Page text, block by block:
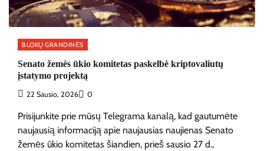
BLOKŲ GRANDINĖS
Senato žemės ūkio komitetas paskelbė kriptovaliutų
įstatymo projektą
22 Sausio, 2026 0
Prisijunkite prie mūsų Telegrama kanalą, kad gautumėte
naujausią informaciją apie naujausias naujienas Senato
žemės ūkio komitetas šiandien, prieš sausio 27 d.,